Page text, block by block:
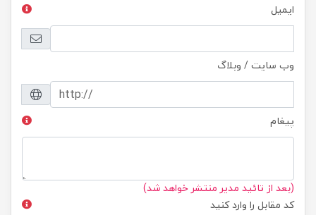
ایمیل
وب سایت / وبلاگ
پیغام
(بعد از تائید مدیر منتشر خواهد شد)
کد مقابل را وارد کنید